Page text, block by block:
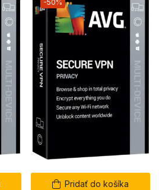
Pridať do košíka
-50%